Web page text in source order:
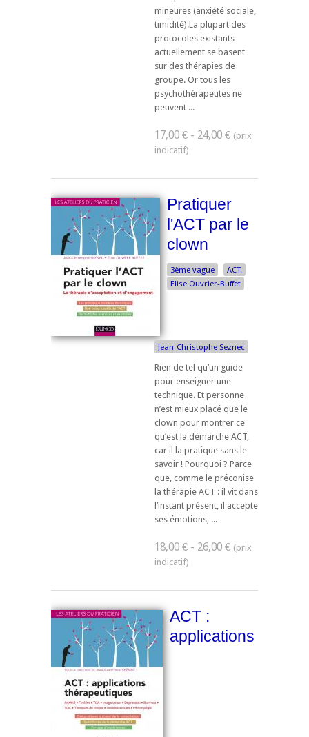
mineures (anxiété sociale,
timidité).La plupart des
protocoles existants
actuellement se basent
sur des thérapies de
groupe. Or tous les
psychothérapeutes ne
peuvent ...
17,00 € - 24,00 €
Pratiquer
l'ACT par le
clown
3ème vague
ACT.
Elise Ouvrier-Buffet
Jean-Christophe Seznec
Rien de tel qu’un guide
pour enseigner une
technique. Et personne
n’est mieux placé que le
clown pour montrer ce
qu’est la démarche ACT,
car il la pratique sans le
savoir ! Pourquoi ? Parce
que, comme le préconise
la thérapie ACT : il vit dans
l’instant présent, il accepte
ses émotions, ...
18,00 € - 26,00 €
ACT :
applications